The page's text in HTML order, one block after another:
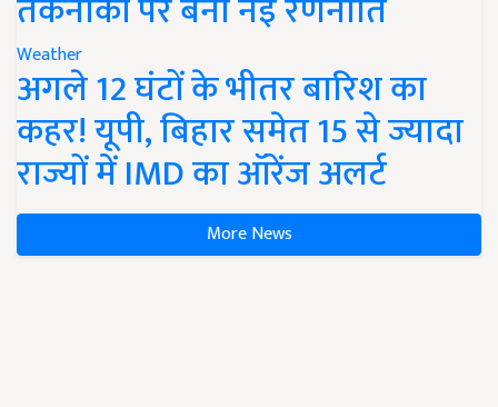
तकनीकों पर बनी नई रणनीति
Weather
अगले 12 घंटों के भीतर बारिश का
कहर! यूपी, बिहार समेत 15 से ज्यादा
राज्यों में IMD का ऑरेंज अलर्ट
More News